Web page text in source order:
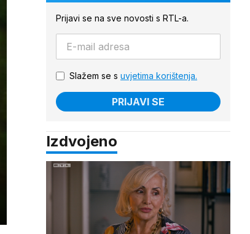
Prijavi se na sve novosti s RTL-a.
Slažem se s uvjetima korištenja.
PRIJAVI SE
Izdvojeno